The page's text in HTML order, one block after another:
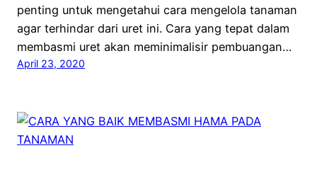
penting untuk mengetahui cara mengelola tanaman
agar terhindar dari uret ini. Cara yang tepat dalam
membasmi uret akan meminimalisir pembuangan…
April 23, 2020